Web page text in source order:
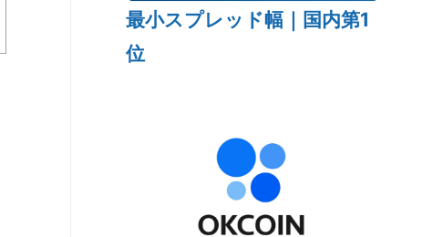
最小スプレッド幅｜国内第1
位